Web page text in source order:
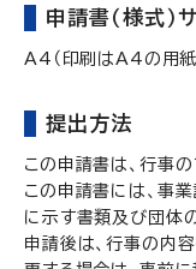
申請書（様式）
A4（印刷はA4の用紙
提出方法
この申請書は、行事
この申請書には、事
に示す書類及び団体
申請後は、行事の内